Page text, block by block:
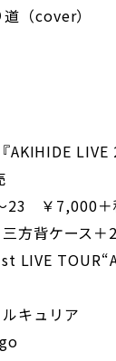
（cover）
AKIHIDE
23 ￥7,000＋
三方背ケース
LIVE
キュリア